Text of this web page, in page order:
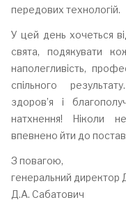
передових технологій.
У цей день хочеться
свята, подякувати
наполегливість,
спільного
здоров’я і
натхнення! Ніколи
впевнено йти до
З повагою,
генеральний
Д.А. Сабатович